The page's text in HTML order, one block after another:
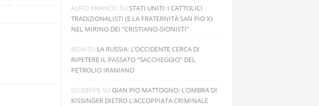
ALFIO KRANCIC SU STATI UNITI: I CATTOLICI
TRADIZIONALISTI (E LA FRATERNITÀ SAN PIO X)
NEL MIRINO DEI “CRISTIANO-SIONISTI”
MDA SU LA RUSSIA: L’OCCIDENTE CERCA DI
RIPETERE IL PASSATO “SACCHEGGIO” DEL
PETROLIO IRANIANO
GIUSEPPE SU GIAN PIO MATTOGNO: L’OMBRA DI
KISSINGER DIETRO L’ACCOPPIATA CRIMINALE